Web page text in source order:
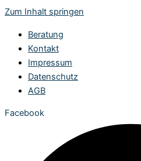
Zum Inhalt springen
Beratung
Kontakt
Impressum
Datenschutz
AGB
Facebook